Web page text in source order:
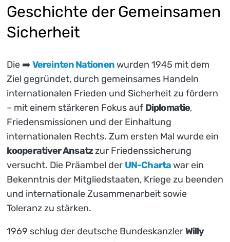
Geschichte der Gemeinsamen
Sicherheit
Die ➡️Vereinten Nationenwurden 1945 mit dem
Ziel gegründet, durch gemeinsames Handeln
internationalen Frieden und Sicherheit zu fördern
– mit einem stärkeren Fokus auf Diplomatie,
Friedensmissionen und der Einhaltung
internationalen Rechts. Zum ersten Mal wurde ein
kooperativer Ansatzzur Friedenssicherung
versucht. Die Präambel der UN-Chartawar ein
Bekenntnis der Mitgliedstaaten, Kriege zu beenden
und internationale Zusammenarbeit sowie
Toleranz zu stärken.
1969 schlug der deutsche BundeskanzlerWilly